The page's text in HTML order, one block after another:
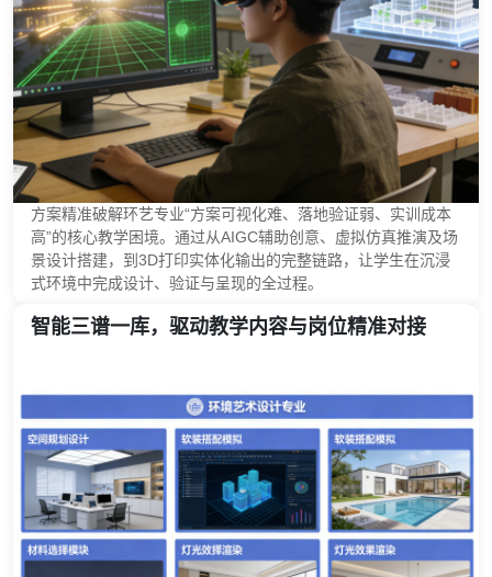
方案精准破解环艺专业“方案可视化难、落地验证弱、实训成本
高”的核心教学困境。通过从AIGC辅助创意、虚拟仿真推演及场
景设计搭建，到3D打印实体化输出的完整链路，让学生在沉浸
式环境中完成设计、验证与呈现的全过程。
智能三谱一库，驱动教学内容与岗位精准对接